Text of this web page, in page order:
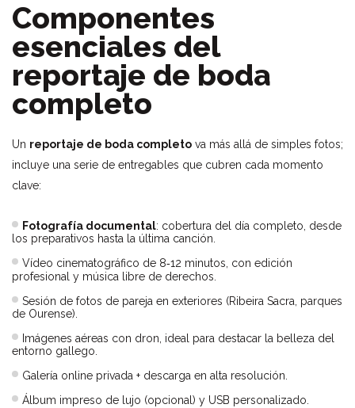
Componentes
esenciales del
reportaje de boda
completo
Un reportaje de boda completo va más allá de simples fotos;
incluye una serie de entregables que cubren cada momento
clave:
Fotografía documental: cobertura del día completo, desde
los preparativos hasta la última canción.
Vídeo cinematográfico de 8‑12 minutos, con edición
profesional y música libre de derechos.
Sesión de fotos de pareja en exteriores (Ribeira Sacra, parques
de Ourense).
Imágenes aéreas con dron, ideal para destacar la belleza del
entorno gallego.
Galería online privada + descarga en alta resolución.
Álbum impreso de lujo (opcional) y USB personalizado.